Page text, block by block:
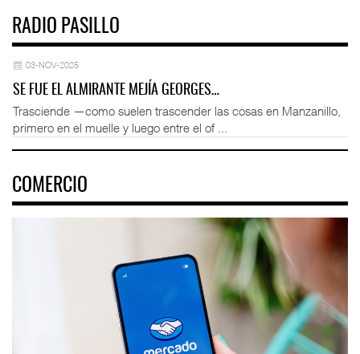
RADIO PASILLO
03-NOV-2025
SE FUE EL ALMIRANTE MEJÍA GEORGES…
Trasciende —como suelen trascender las cosas en Manzanillo,
primero en el muelle y luego entre el of ...
COMERCIO